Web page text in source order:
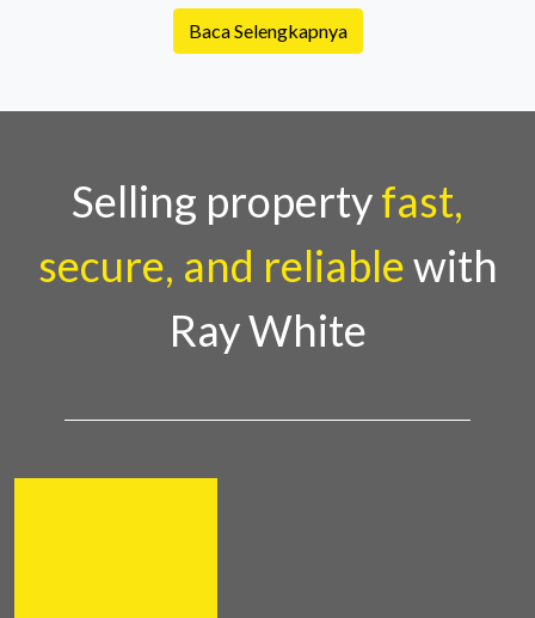
menjadi momen istimewa bagi para pelaku industri
properti dan keuangan. Lebih dari 400 marketing
Country Director Ray White Indon
Baca Selengkapnya
Selling propertyfast,
secure, and reliablewith
Ray White